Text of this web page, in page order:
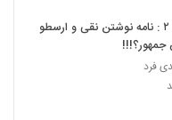
پایتخت ۲ : نامه نوشتن نقی و ارسطو
جمهور؟!!!
فرد